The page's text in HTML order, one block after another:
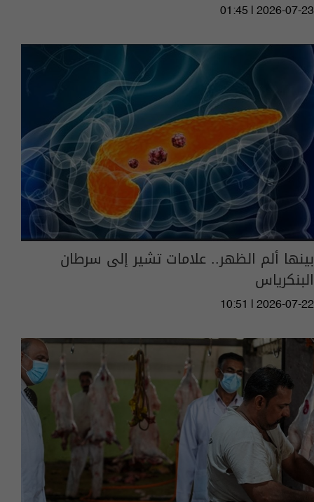
01:45 | 2026-07-23
بينها ألم الظهر.. علامات تشير إلى سرطان
البنكرياس
10:51 | 2026-07-22